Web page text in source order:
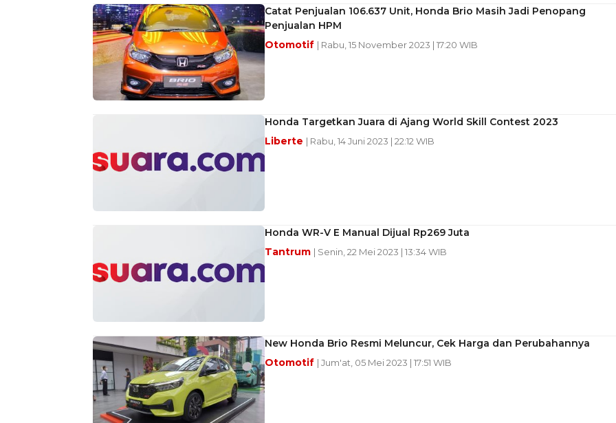
Catat Penjualan 106.637 Unit, Honda Brio Masih Jadi Penopang
Penjualan HPM
Otomotif | Rabu, 15 November 2023 | 17:20 WIB
Honda Targetkan Juara di Ajang World Skill Contest 2023
Liberte | Rabu, 14 Juni 2023 | 22:12 WIB
Honda WR-V E Manual Dijual Rp269 Juta
Tantrum | Senin, 22 Mei 2023 | 13:34 WIB
New Honda Brio Resmi Meluncur, Cek Harga dan Perubahannya
Otomotif | Jum'at, 05 Mei 2023 | 17:51 WIB